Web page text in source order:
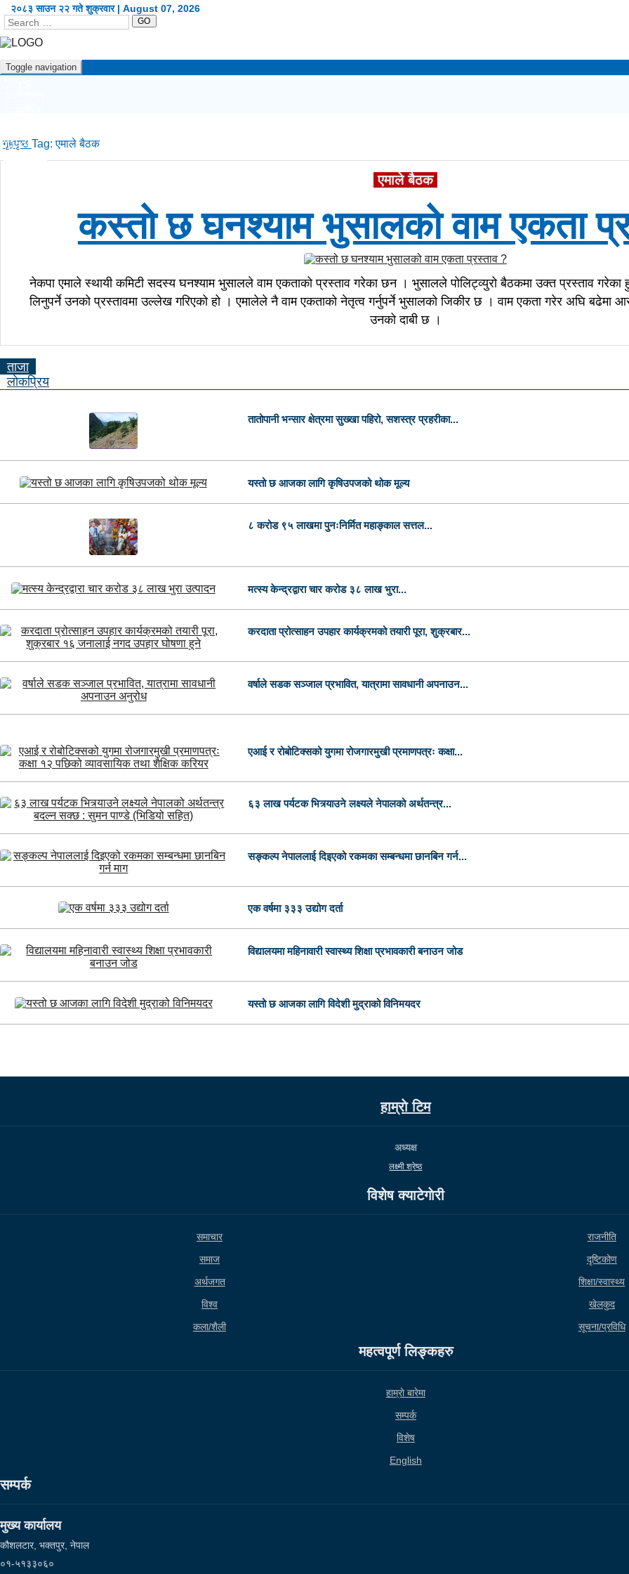
२०८३ साउन २२ गते शुक्रवार | August 07, 2026
GO
Toggle navigation
प्रदेश
गृहपृष्ठ Tag:एमाले बैठक
एमाले बैठक
कस्तो छ घनश्याम भुसालको वाम एकता
नेकपा एमाले स्थायी कमिटी सदस्य घनश्याम भुसालले वाम एकताको प्रस्ताव गरेका छन । भुसालले पोलिट्व्युरो बैठकमा उक्त प्रस्ताव
लिनुपर्ने उनको प्रस्तावमा उल्लेख गरिएको हो । एमालेले नै वाम एकताको नेतृत्व गर्नुपर्ने भुसालको जिकीर छ । वाम एकता गरेर अघि बढेमा
उनको दाबी छ ।
ताजा
लाेकप्रिय
तातोपानी भन्सार क्षेत्रमा सुख्खा पहिरो, सशस्त्र प्रहरीका...
यस्तो छ आजका लागि कृषिउपजको थोक मूल्य
८ करोड ९५ लाखमा पुनःनिर्मित महाङ्काल सत्तल...
मत्स्य केन्द्रद्वारा चार करोड ३८ लाख भुरा...
करदाता प्रोत्साहन उपहार कार्यक्रमको तयारी पूरा, शुक्रबार...
वर्षाले सडक सञ्जाल प्रभावित, यात्रामा सावधानी अपनाउन...
एआई र रोबोटिक्सको युगमा रोजगारमुखी प्रमाणपत्रः कक्षा...
६३ लाख पर्यटक भित्र्याउने लक्ष्यले नेपालको अर्थतन्त्र...
सङ्कल्प नेपाललाई दिइएको रकमका सम्बन्धमा छानबिन गर्न...
एक वर्षमा ३३३ उद्योग दर्ता
विद्यालयमा महिनावारी स्वास्थ्य शिक्षा प्रभावकारी बनाउन जोड
यस्तो छ आजका लागि विदेशी मुद्राको विनिमयदर
हाम्राे टिम
अध्यक्ष
लक्ष्मी श्रेष्ठ
विशेष क्याटेगाेरी
समाचार
राजनीति
समाज
दृष्टिकोण
अर्थजगत
शिक्षा/स्वास्थ्य
विश्व
खेलकुद
कला/शैली
सूचना/प्रविधि
महत्वपूर्ण लिङ्कहरु
हाम्राे बारेमा
सम्पर्क
विशेष
English
सम्पर्क
मुख्य कार्यालय
कौशलटार, भक्तपुर, नेपाल
०१-५१३३०६०